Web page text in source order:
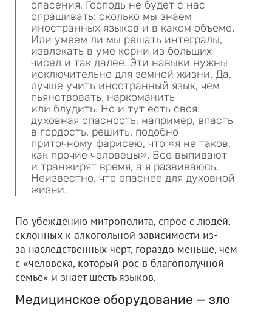
спасения, Господь не будет с нас
спрашивать: сколько мы знаем
иностранных языков и в каком объеме.
Или умеем ли мы решать интегралы,
извлекать в уме корни из больших
чисел и так далее. Эти навыки нужны
исключительно для земной жизни. Да,
лучше учить иностранный язык, чем
пьянствовать, наркоманить
или блудить. Но и тут есть своя
духовная опасность, например, впасть
в гордость, решить, подобно
приточному фарисею, что «я не таков,
как прочие человецы». Все выпивают
и транжирят время, а я развиваюсь.
Неизвестно, что опаснее для духовной
жизни.
По убеждению митрополита, спрос с людей,
склонных к алкогольной зависимости из-
за наследственных черт, гораздо меньше, чем
с «человека, который рос в благополучной
семье» и знает шесть языков.
Медицинское оборудование — зло